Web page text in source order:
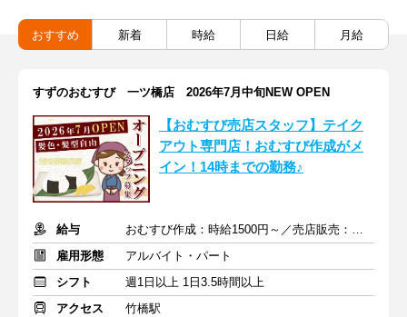
おすすめ 新着 時給 日給 月給
すずのおむすび 一ツ橋店 2026年7月中旬NEW OPEN
【おむすび売店スタッフ】テイク
アウト専門店！おむすび作成がメ
イン！14時までの勤務♪
給与
おむすび作成：時給1500円～／売店販売：時給1400円～
雇用形態
アルバイト・パート
シフト
週1日以上 1日3.5時間以上
アクセス
竹橋駅